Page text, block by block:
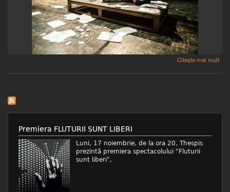
Citește mai mult
Premiera FLUTURII SUNT LIBERI
Luni, 17 noiembrie, de la ora 20, Thespis
prezintă premiera spectacolului "Fluturii
sunt liberi",